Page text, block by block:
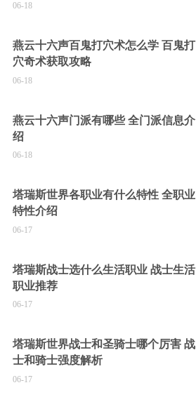
06-18
燕云十六声百鬼打穴术怎么学 百鬼打
穴奇术获取攻略
06-18
燕云十六声门派有哪些 全门派信息介
绍
06-18
塔瑞斯世界各职业有什么特性 全职业
特性介绍
06-17
塔瑞斯战士选什么生活职业 战士生活
职业推荐
06-17
塔瑞斯世界战士和圣骑士哪个厉害 战
士和骑士强度解析
06-17